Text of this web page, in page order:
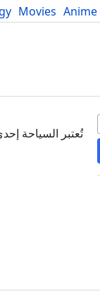
Movies Anime
تُعتبر السياحة